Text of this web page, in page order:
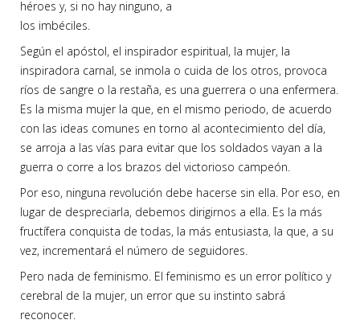
héroes y, si no hay ninguno, a
los imbéciles.
Según el apóstol, el inspirador espiritual, la mujer, la
inspiradora carnal, se inmola o cuida de los otros, provoca
ríos de sangre o la restaña, es una guerrera o una enfermera.
Es la misma mujer la que, en el mismo periodo, de acuerdo
con las ideas comunes en torno al acontecimiento del día,
se arroja a las vías para evitar que los soldados vayan a la
guerra o corre a los brazos del victorioso campeón.
Por eso, ninguna revolución debe hacerse sin ella. Por eso, en
lugar de despreciarla, debemos dirigirnos a ella. Es la más
fructífera conquista de todas, la más entusiasta, la que, a su
vez, incrementará el número de seguidores.
Pero nada de feminismo. El feminismo es un error político y
cerebral de la mujer, un error que su instinto sabrá
reconocer.